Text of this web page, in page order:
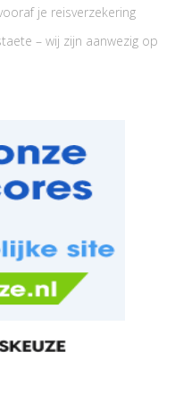
je reisverzekering
– wij zijn aanwezig op